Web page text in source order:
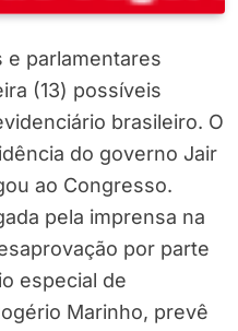
e parlamentares
(13) possíveis
brasileiro. O
do governo Jair
ao Congresso.
pela imprensa na
por parte
especial de
Marinho, prevê